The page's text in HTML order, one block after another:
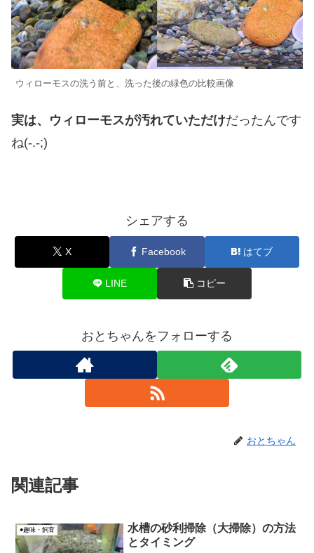
ウィローモスの洗う前と、洗った後の緑色の比較画像
実は、ウィローモスが汚れていただけだったんです
ね(-.-;)
シェアする
X Facebook はてブ
LINE コピー
おとちゃんをフォローする
おとちゃん
関連記事
●趣味・飼育
水槽の砂利掃除（大掃除）の方法
とタイミング